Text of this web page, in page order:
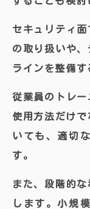
セキュリティ
の取り扱いや
ラインを整備す
従業員のトレ
使用方法だけ
いても、適切
す。
また、段階的
します。小規